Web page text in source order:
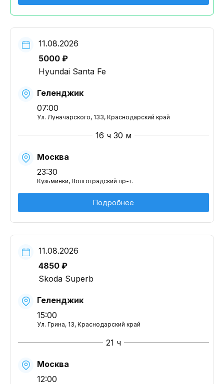
11.08.2026
5000 ₽
Hyundai Santa Fe
Геленджик
07:00
Ул. Луначарского, 133, Краснодарский край
16 ч 30 м
Москва
23:30
Кузьминки, Волгоградский пр-т.
Подробнее
11.08.2026
4850 ₽
Skoda Superb
Геленджик
15:00
Ул. Грина, 13, Краснодарский край
21 ч
Москва
12:00